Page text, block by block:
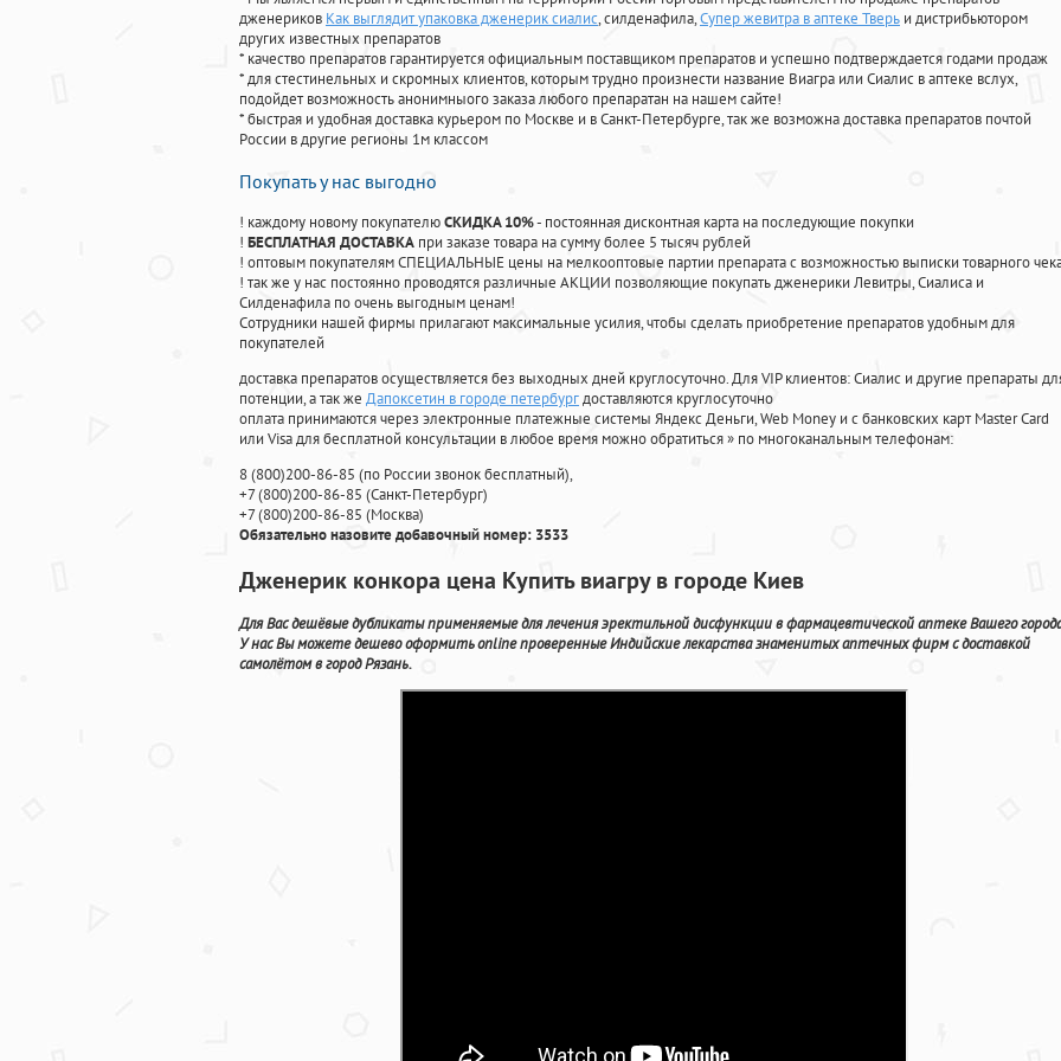
дженериков Как выглядит упаковка дженерик сиалис, силденафила,Супер жевитра в аптеке Тверь и дистрибьютором
других известных препаратов
* качество препаратов гарантируется официальным поставщиком препаратов и успешно подтверждается годами продаж
* для стестинельных и скромных клиентов, которым трудно произнести название Виагра или Сиалис в аптеке вслух,
подойдет возможность анонимныого заказа любого препаратан на нашем сайте!
* быстрая и удобная доставка курьером по Москве и в Санкт-Петербурге, так же возможна доставка препаратов почтой
России в другие регионы 1м классом
Покупать у нас выгодно
! каждому новому покупателюСКИДКА 10%- постоянная дисконтная карта на последующие покупки
! БЕСПЛАТНАЯ ДОСТАВКА при заказе товара на сумму более 5 тысяч рублей
! оптовым покупателям СПЕЦИАЛЬНЫЕ цены на мелкооптовые партии препарата с возможностью выписки товарного
! так же у нас постоянно проводятся различные АКЦИИ позволяющие покупать дженерики Левитры, Сиалиса и
Силденафила по очень выгодным ценам!
Cотрудники нашей фирмы прилагают максимальные усилия, чтобы сделать приобретение препаратов удобным для
покупателей
доставка препаратов осуществляется без выходных дней круглосуточно. Для VIP клиентов: Сиалис и другие препараты
потенции, а так же Дапоксетин в городе петербургдоставляются круглосуточно
оплата принимаются через электронные платежные системы Яндекс Деньги, Web Money и с банковских карт Master Card
или Visa для бесплатной консультации в любое время можно обратиться» по многоканальным телефонам:
8(800)200-86-85 (по России звонок бесплатный),
+7(800)200-86-85 (Санкт-Петербург)
+7(800)200-86-85 (Москва)
Обязательно назовите добавочный номер: 3533
Дженерик конкора цена Купить виагру в городе Киев
Для Вас дешёвые дубликаты применяемые для лечения эректильной дисфункции в фармацевтической аптеке Вашего
У нас Вы можете дешево оформить online проверенные Индийские лекарства знаменитых аптечных фирм с доставкой
самолётом в город Рязань.